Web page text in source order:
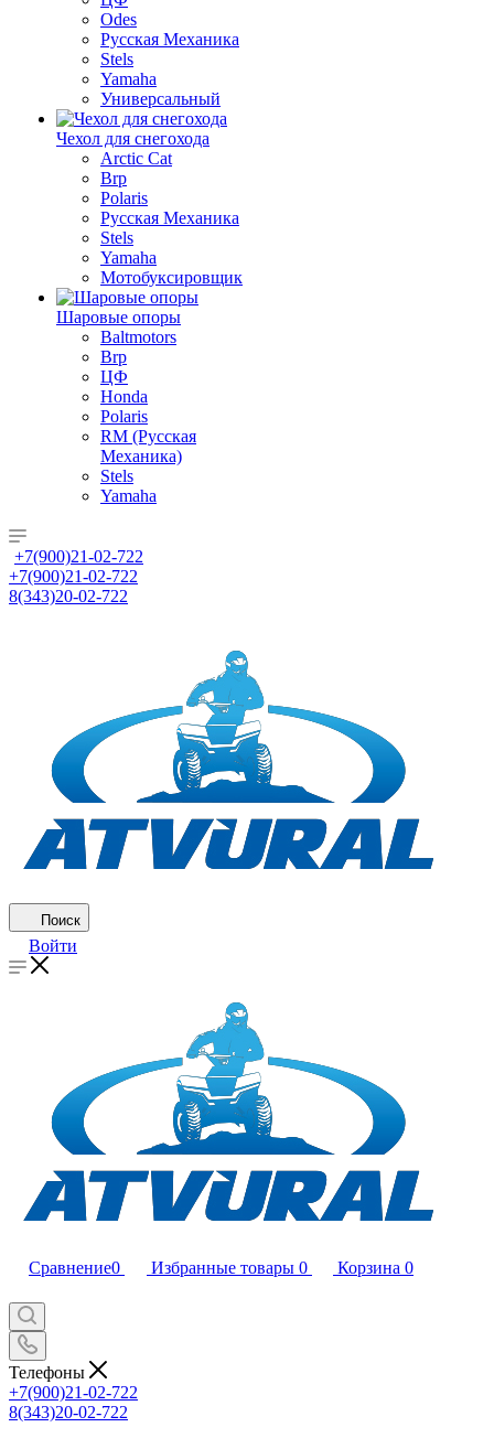
Odes
Русская Механика
Stels
Yamaha
Универсальный
Чехол для снегохода
Arctic Cat
Brp
Polaris
Русская Механика
Stels
Yamaha
Мотобуксировщик
Шаровые опоры
Baltmotors
Brp
ЦФ
Honda
Polaris
RM (Русская
Механика)
Stels
Yamaha
+7(900)21-02-722
+7(900)21-02-722
8(343)20-02-722
Поиск
Войти
Сравнение0 Избранные товары 0 Корзина 0
Телефоны
+7(900)21-02-722
8(343)20-02-722